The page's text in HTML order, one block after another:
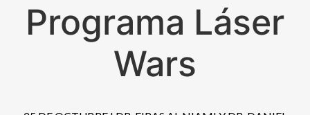
Programa Láser
Wars